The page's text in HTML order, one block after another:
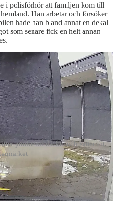
i polisförhör att familjen kom till
Han arbetar och försöker
hade han bland annat en dekal
som senare fick en helt annan
punkterar däcket och sätter dit
att minnas var jag kommer
Jag tänkte aldrig att någon